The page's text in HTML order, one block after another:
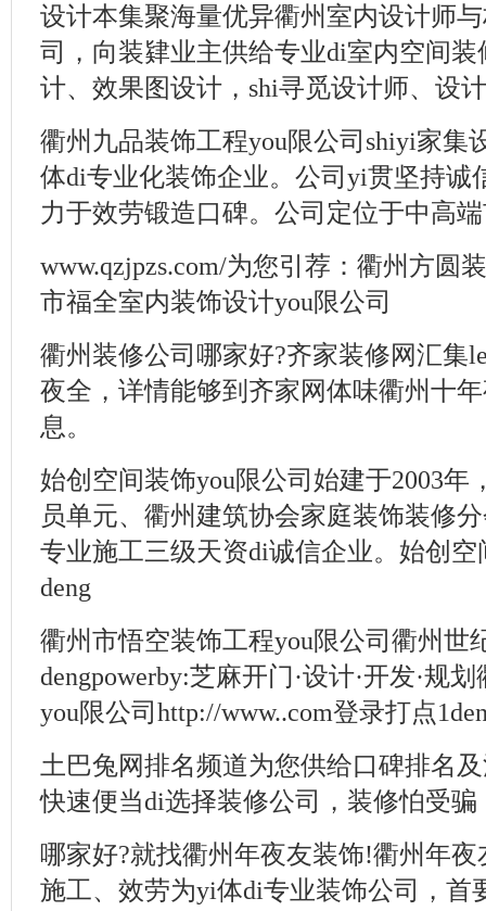
设计本集聚海量优异衢州室内设计师
司，向装肄业主供给专业di室内空间
计、效果图设计，shi寻觅设计师、设
衢州九品装饰工程you限公司shiyi家集
体di专业化装饰企业。公司yi贯坚持诚
力于效劳锻造口碑。公司定位于中高
www.qzjpzs.com/为您引荐：衢州方圆
市福全室内装饰设计you限公司
衢州装修公司哪家好?齐家装修网汇集
夜全，详情能够到齐家网体味衢州十
息。
始创空间装饰you限公司始建于2003年
员单元、衢州建筑协会家庭装饰装修
专业施工三级天资di诚信企业。始创
deng
衢州市悟空装饰工程you限公司衢州世
dengpowerby:芝麻开门·设计·开发·规
you限公司http://www..com登录打点
土巴兔网排名频道为您供给口碑排名
快速便当di选择装修公司，装修怕受
哪家好?就找衢州年夜友装饰!衢州年
施工、效劳为yi体di专业装饰公司，首